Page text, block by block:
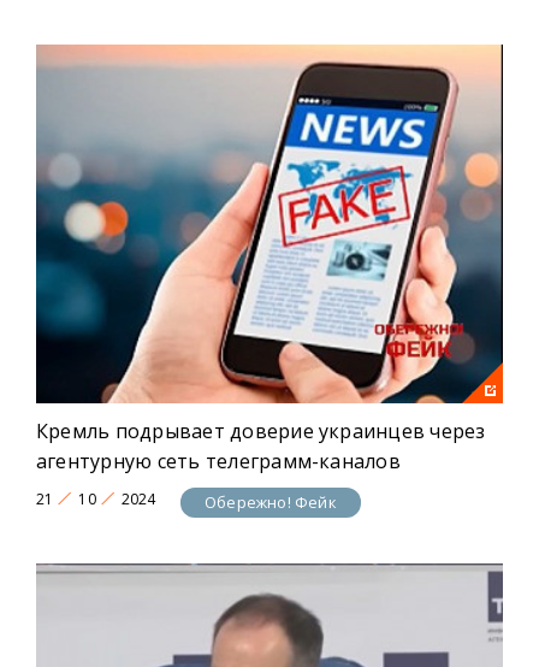
Кремль подрывает доверие украинцев через
агентурную сеть телеграмм-каналов
21 10 2024 Обережно! Фейк